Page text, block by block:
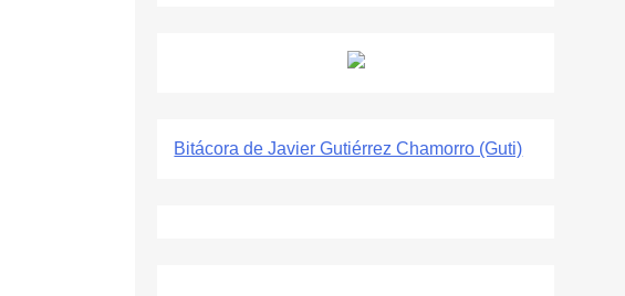
Bitácora de Javier Gutiérrez Chamorro (Guti)